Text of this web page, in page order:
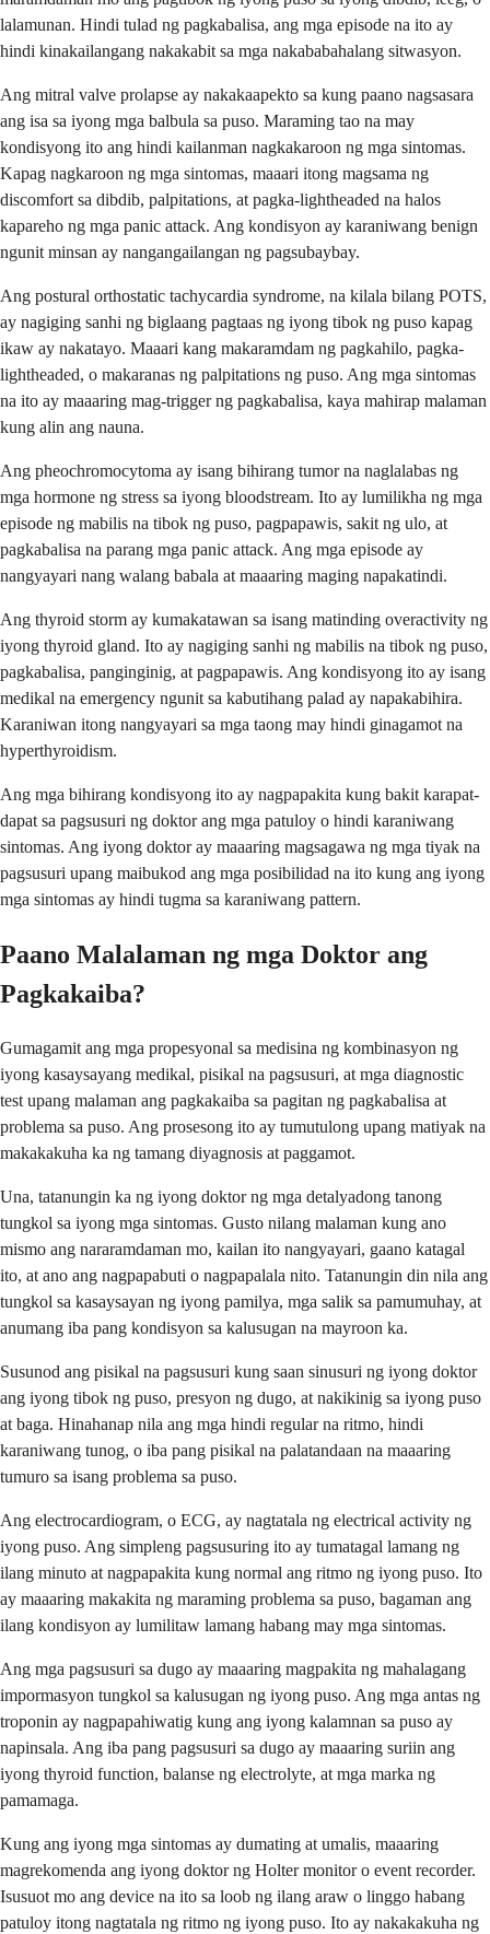
lalamunan. Hindi tulad ng pagkabalisa, ang mga episode na ito ay
hindi kinakailangang nakakabit sa mga nakababahalang sitwasyon.
Ang mitral valve prolapse ay nakakaapekto sa kung paano nagsasara
ang isa sa iyong mga balbula sa puso. Maraming tao na may
kondisyong ito ang hindi kailanman nagkakaroon ng mga sintomas.
Kapag nagkaroon ng mga sintomas, maaari itong magsama ng
discomfort sa dibdib, palpitations, at pagka-lightheaded na halos
kapareho ng mga panic attack. Ang kondisyon ay karaniwang benign
ngunit minsan ay nangangailangan ng pagsubaybay.
Ang postural orthostatic tachycardia syndrome, na kilala bilang POTS,
ay nagiging sanhi ng biglaang pagtaas ng iyong tibok ng puso kapag
ikaw ay nakatayo. Maaari kang makaramdam ng pagkahilo, pagka-
lightheaded, o makaranas ng palpitations ng puso. Ang mga sintomas
na ito ay maaaring mag-trigger ng pagkabalisa, kaya mahirap malaman
kung alin ang nauna.
Ang pheochromocytoma ay isang bihirang tumor na naglalabas ng
mga hormone ng stress sa iyong bloodstream. Ito ay lumilikha ng mga
episode ng mabilis na tibok ng puso, pagpapawis, sakit ng ulo, at
pagkabalisa na parang mga panic attack. Ang mga episode ay
nangyayari nang walang babala at maaaring maging napakatindi.
Ang thyroid storm ay kumakatawan sa isang matinding overactivity ng
iyong thyroid gland. Ito ay nagiging sanhi ng mabilis na tibok ng puso,
pagkabalisa, panginginig, at pagpapawis. Ang kondisyong ito ay isang
medikal na emergency ngunit sa kabutihang palad ay napakabihira.
Karaniwan itong nangyayari sa mga taong may hindi ginagamot na
hyperthyroidism.
Ang mga bihirang kondisyong ito ay nagpapakita kung bakit karapat-
dapat sa pagsusuri ng doktor ang mga patuloy o hindi karaniwang
sintomas. Ang iyong doktor ay maaaring magsagawa ng mga tiyak na
pagsusuri upang maibukod ang mga posibilidad na ito kung ang iyong
mga sintomas ay hindi tugma sa karaniwang pattern.
Paano Malalaman ng mga Doktor ang
Pagkakaiba?
Gumagamit ang mga propesyonal sa medisina ng kombinasyon ng
iyong kasaysayang medikal, pisikal na pagsusuri, at mga diagnostic
test upang malaman ang pagkakaiba sa pagitan ng pagkabalisa at
problema sa puso. Ang prosesong ito ay tumutulong upang matiyak na
makakakuha ka ng tamang diyagnosis at paggamot.
Una, tatanungin ka ng iyong doktor ng mga detalyadong tanong
tungkol sa iyong mga sintomas. Gusto nilang malaman kung ano
mismo ang nararamdaman mo, kailan ito nangyayari, gaano katagal
ito, at ano ang nagpapabuti o nagpapalala nito. Tatanungin din nila ang
tungkol sa kasaysayan ng iyong pamilya, mga salik sa pamumuhay, at
anumang iba pang kondisyon sa kalusugan na mayroon ka.
Susunod ang pisikal na pagsusuri kung saan sinusuri ng iyong doktor
ang iyong tibok ng puso, presyon ng dugo, at nakikinig sa iyong puso
at baga. Hinahanap nila ang mga hindi regular na ritmo, hindi
karaniwang tunog, o iba pang pisikal na palatandaan na maaaring
tumuro sa isang problema sa puso.
Ang electrocardiogram, o ECG, ay nagtatala ng electrical activity ng
iyong puso. Ang simpleng pagsusuring ito ay tumatagal lamang ng
ilang minuto at nagpapakita kung normal ang ritmo ng iyong puso. Ito
ay maaaring makakita ng maraming problema sa puso, bagaman ang
ilang kondisyon ay lumilitaw lamang habang may mga sintomas.
Ang mga pagsusuri sa dugo ay maaaring magpakita ng mahalagang
impormasyon tungkol sa kalusugan ng iyong puso. Ang mga antas ng
troponin ay nagpapahiwatig kung ang iyong kalamnan sa puso ay
napinsala. Ang iba pang pagsusuri sa dugo ay maaaring suriin ang
iyong thyroid function, balanse ng electrolyte, at mga marka ng
pamamaga.
Kung ang iyong mga sintomas ay dumating at umalis, maaaring
magrekomenda ang iyong doktor ng Holter monitor o event recorder.
Isusuot mo ang device na ito sa loob ng ilang araw o linggo habang
patuloy itong nagtatala ng ritmo ng iyong puso. Ito ay nakakakuha ng